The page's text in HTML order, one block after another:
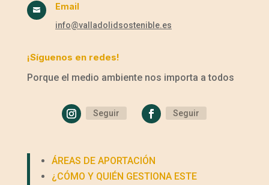
 Email
info@valladolidsostenible.es
¡Síguenos en redes!
Porque el medio ambiente nos importa a todos
Seguir Seguir
ÁREAS DE APORTACIÓN
¿CÓMO Y QUIÉN GESTIONA ESTE